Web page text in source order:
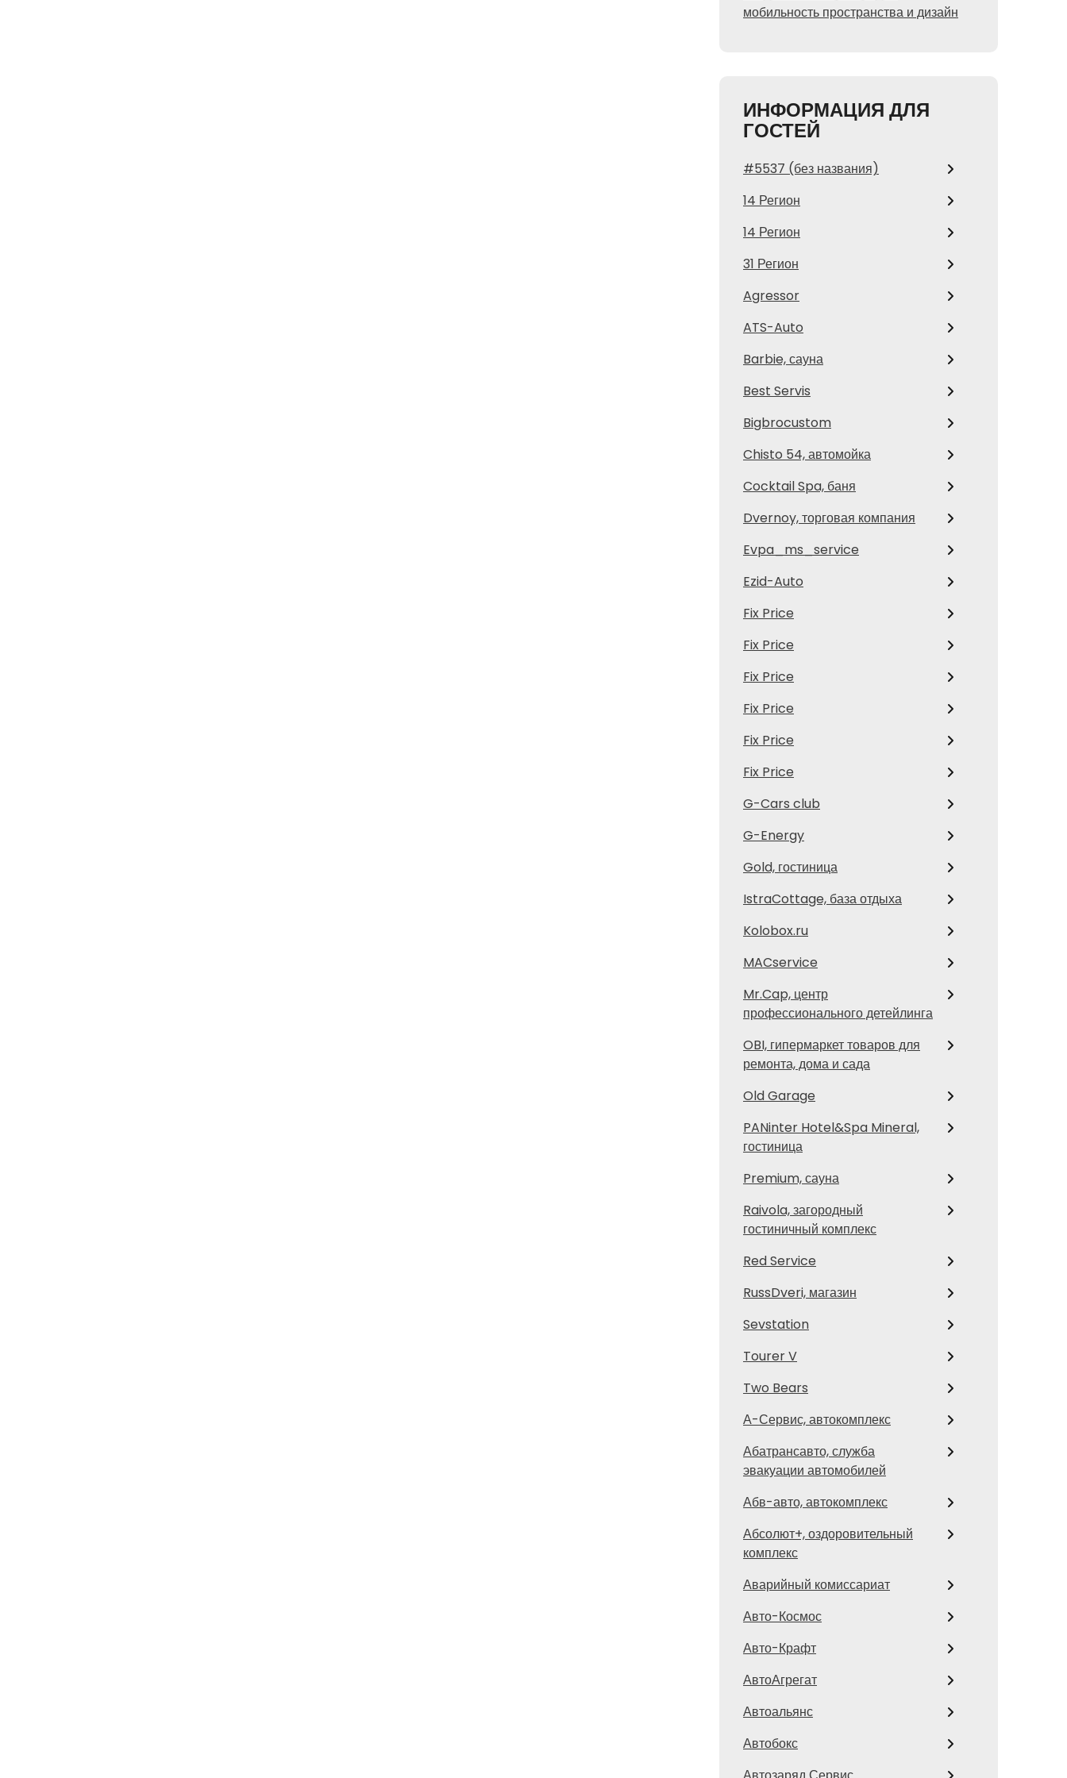
мобильность пространства и дизайн
ИНФОРМАЦИЯ ДЛЯ
ГОСТЕЙ
#5537 (без названия)
14 Регион
14 Регион
31 Регион
Agressor
ATS-Auto
Barbie, сауна
Best Servis
Bigbrocustom
Chisto 54, автомойка
Cocktail Spa, баня
Dvernoy, торговая компания
Evpa_ms_service
Ezid-Auto
Fix Price
Fix Price
Fix Price
Fix Price
Fix Price
Fix Price
G-Cars club
G-Energy
Gold, гостиница
IstraCottage, база отдыха
Kolobox.ru
MACservice
Mr.Cap, центр
профессионального детейлинга
OBI, гипермаркет товаров для
ремонта, дома и сада
Old Garage
PANinter Hotel&Spa Mineral,
гостиница
Premium, сауна
Raivola, загородный
гостиничный комплекс
Red Service
RussDveri, магазин
Sevstation
Tourer V
Two Bears
А-Сервис, автокомплекс
Абатрансавто, служба
эвакуации автомобилей
Абв-авто, автокомплекс
Абсолют+, оздоровительный
комплекс
Аварийный комиссариат
Авто-Космос
Авто-Крафт
АвтоАгрегат
Автоальянс
Автобокс